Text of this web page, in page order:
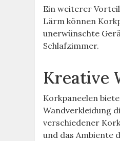
Ein weiterer
Lärm können
unerwünschte
Schlafzimmer.
Kreative
Korkpaneelen
Wandverkleidung
verschiedener
und das Ambiente